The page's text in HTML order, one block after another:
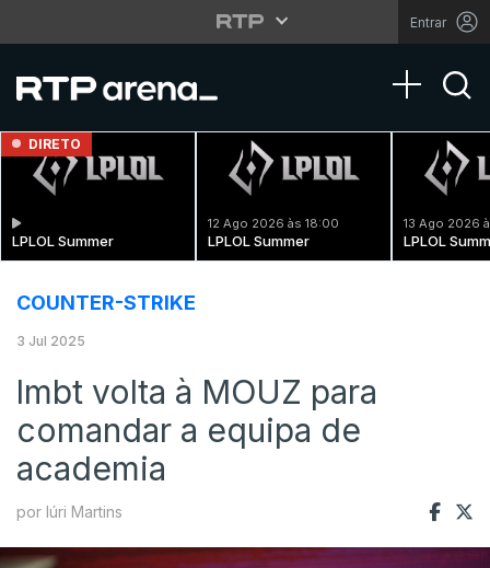
Entrar
Toggle
DIRETO
LPLOL Summer
12 Ago 2026 às 18:00
LPLOL Summer
13 Ago 2026
LPLOL
COUNTER-STRIKE
3 Jul 2025
lmbt volta à MOUZ para
comandar a equipa de
academia
por Iúri Martins